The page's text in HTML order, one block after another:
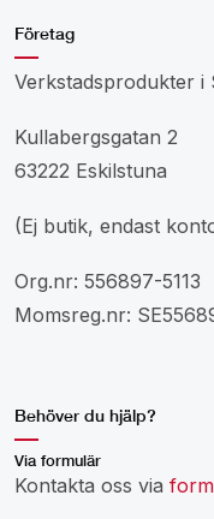
Företag
Verkstadsprodukter
Kullabergsgatan 2
63222 Eskilstuna
(Ej butik, endast
Org.nr: 556897-5113
Momsreg.nr:
Behöver du hjälp?
Via formulär
Kontakta oss via